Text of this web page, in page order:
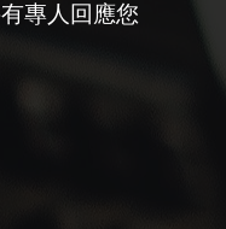
專人回應您